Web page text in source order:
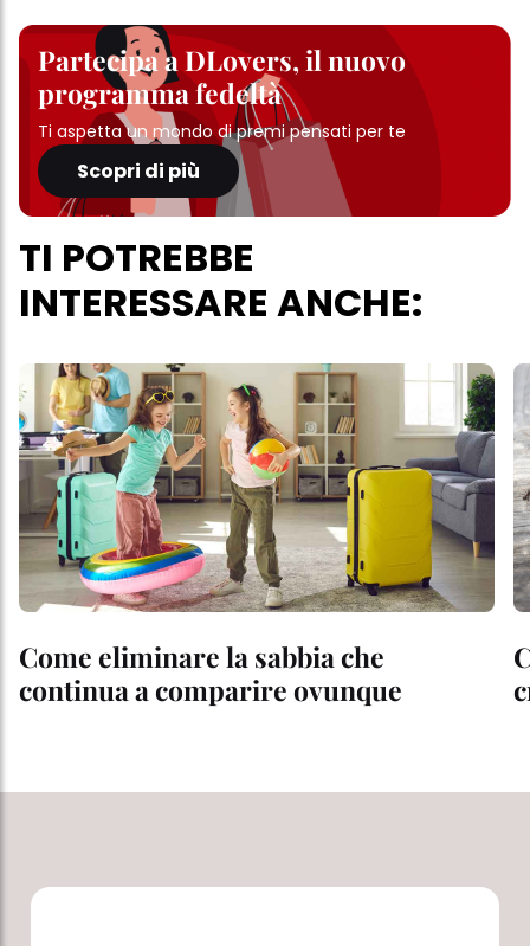
Partecipa a DLovers, il nuovo
programma fedeltà
Ti aspetta un mondo di premi pensati per te
Scopri di più
TI POTREBBE
INTERESSARE ANCHE:
Come eliminare la sabbia che
continua a comparire ovunque